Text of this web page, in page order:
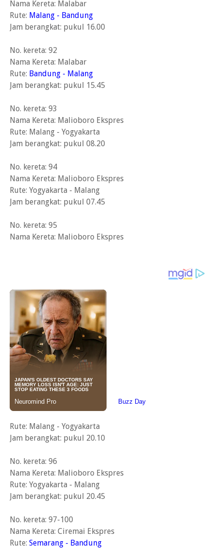
Nama Kereta: Malabar
Rute: Malang - Bandung
Jam berangkat: pukul 16.00
No. kereta: 92
Nama Kereta: Malabar
Rute: Bandung - Malang
Jam berangkat: pukul 15.45
No. kereta: 93
Nama Kereta: Malioboro Ekspres
Rute: Malang - Yogyakarta
Jam berangkat: pukul 08.20
No. kereta: 94
Nama Kereta: Malioboro Ekspres
Rute: Yogyakarta - Malang
Jam berangkat: pukul 07.45
No. kereta: 95
Nama Kereta: Malioboro Ekspres
Rute: Malang - Yogyakarta
Jam berangkat: pukul 20.10
No. kereta: 96
Nama Kereta: Malioboro Ekspres
Rute: Yogyakarta - Malang
Jam berangkat: pukul 20.45
No. kereta: 97-100
Nama Kereta: Ciremai Ekspres
Rute: Semarang - Bandung